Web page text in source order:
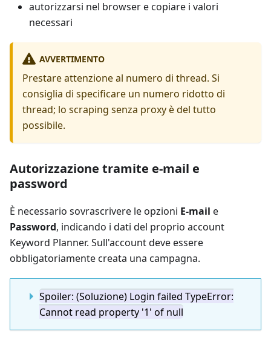
autorizzarsi nel browser e copiare i valori
necessari
AVVERTIMENTO
Prestare attenzione al numero di thread. Si
consiglia di specificare un numero ridotto di
thread; lo scraping senza proxy è del tutto
possibile.
Autorizzazione tramite e-mail e
password
È necessario sovrascrivere le opzioni E-mail e
Password, indicando i dati del proprio account
Keyword Planner. Sull'account deve essere
obbligatoriamente creata una campagna.
Spoiler: (Soluzione) Login failed TypeError:
Cannot read property '1' of null